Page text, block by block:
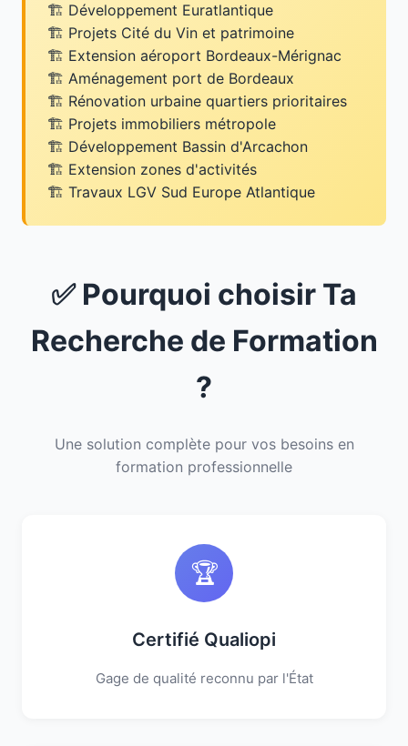
Développement Euratlantique
Projets Cité du Vin et patrimoine
Extension aéroport Bordeaux-Mérignac
Aménagement port de Bordeaux
Rénovation urbaine quartiers prioritaires
Projets immobiliers métropole
Développement Bassin d'Arcachon
Extension zones d'activités
Travaux LGV Sud Europe Atlantique
✅ Pourquoi choisir Ta
Recherche de Formation
?
Une solution complète pour vos besoins en
formation professionnelle
🏆
Certifié Qualiopi
Gage de qualité reconnu par l'État